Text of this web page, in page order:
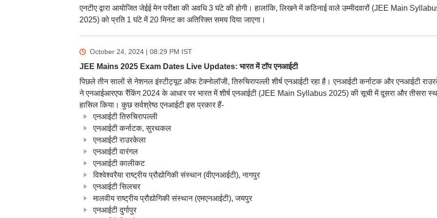
एनटीए द्वारा आयोजित जेईई मेन परीक्षा की अवधि 3 घंटे की होगी। हालांकि, लिखने में कठिनाई वाले उम्मीदवारों (JEE Main
2025) को प्रति 1 घंटे में 20 मिनट का अतिरिक्त समय दिया जाएगा।
October 24, 2024 | 08:29 PM IST
JEE Mains 2025 Exam Dates Live Updates: भारत में टॉप एनआईटी
पिछले तीन सालों से नेशनल इंस्टीट्यूट ऑफ टेक्नोलॉजी, तिरुचिरापल्ली शीर्ष एनआईटी रहा है। एनआईटी कर्नाटक और एनआईटी
ने एनआईआरएफ रैंकिंग 2024 के आधार पर भारत में शीर्ष एनआईटी (JEE Main Syllabus 2025) की सूची में दूसरा और तीसरा
हासिल किया। कुछ सर्वश्रेष्ठ एनआईटी इस प्रकार हैं-
एनआईटी तिरुचिरापल्ली
एनआईटी कर्नाटक, सुरथकल
एनआईटी राउरकेला
एनआईटी वारंगल
एनआईटी कालीकट
विश्वेश्वरैया राष्ट्रीय प्रौद्योगिकी संस्थान (वीएनआईटी), नागपुर
एनआईटी सिलचर
मालवीय राष्ट्रीय प्रौद्योगिकी संस्थान (एमएनआईटी), जयपुर
एनआईटी दुर्गापुर